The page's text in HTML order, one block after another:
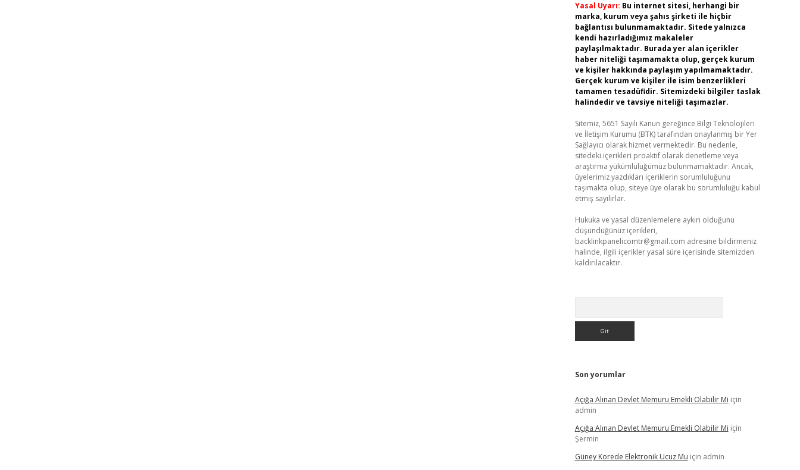
Yasal Uyarı: Bu internet sitesi, herhangi bir
marka, kurum veya şahıs şirketi ile hiçbir
bağlantısı bulunmamaktadır. Sitede yalnızca
kendi hazırladığımız makaleler
paylaşılmaktadır. Burada yer alan içerikler
haber niteliği taşımamakta olup, gerçek kurum
ve kişiler hakkında paylaşım yapılmamaktadır.
Gerçek kurum ve kişiler ile isim benzerlikleri
tamamen tesadüfidir. Sitemizdeki bilgiler taslak
halindedir ve tavsiye niteliği taşımazlar.
Sitemiz, 5651 Sayılı Kanun gereğince Bilgi Teknolojileri
ve İletişim Kurumu (BTK) tarafından onaylanmış bir Yer
Sağlayıcı olarak hizmet vermektedir. Bu nedenle,
sitedeki içerikleri proaktif olarak denetleme veya
araştırma yükümlülüğümüz bulunmamaktadır. Ancak,
üyelerimiz yazdıkları içeriklerin sorumluluğunu
taşımakta olup, siteye üye olarak bu sorumluluğu kabul
etmiş sayılırlar.
Hukuka ve yasal düzenlemelere aykırı olduğunu
düşündüğünüz içerikleri,
backlinkpanelicomtr@gmail.com adresine bildirmeniz
halinde, ilgili içerikler yasal süre içerisinde sitemizden
kaldırılacaktır.
Son yorumlar
Açığa Alınan Devlet Memuru Emekli Olabilir Mi için
admin
Açığa Alınan Devlet Memuru Emekli Olabilir Mi için
Şermin
Güney Korede Elektronik Ucuz Mu için admin